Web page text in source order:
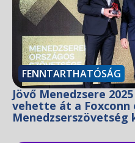
FENNTARTHATÓSÁG
Jövő Menedzsere
vehette át a Foxconn
Menedzserszövetség